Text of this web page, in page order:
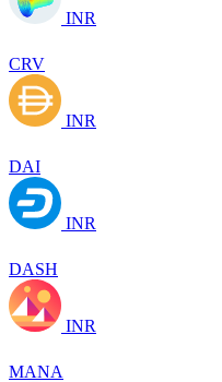
INR
CRV
INR
DAI
INR
DASH
INR
MANA